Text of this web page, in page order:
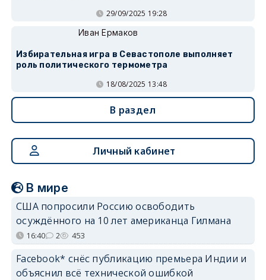
29/09/2025 19:28
Иван Ермаков
Избирательная игра в Севастополе выполняет
роль политического термометра
18/08/2025 13:48
В раздел
Личный кабинет
В мире
США попросили Россию освободить
осуждённого на 10 лет американца Гилмана
16:40 2 453
Facebook* снёс публикацию премьера Индии и
объяснил всё технической ошибкой